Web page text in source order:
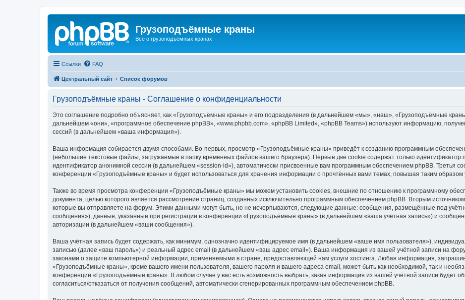
Грузоподъёмные краны
Всё о грузоподъёмных кранах
Ссылки FAQ
Центральный сайт Список форумов
Грузоподъёмные краны - Соглашение о конфиденциальности
Это соглашение подробно объясняет, как «Грузоподъёмные краны» и его подразделения (в дальнейшем «мы», «наш», «Грузоподъёмные
дальнейшем «они», «программное обеспечение phpBB», «www.phpbb.com», «phpBB Limited», «phpBB Teams») используют информацию,
сессий (в дальнейшем «ваша информация»).
Ваша информация собирается двумя способами. Во-первых, просмотр «Грузоподъёмные краны» приведёт к созданию программным
(небольшие текстовые файлы, загружаемые в папку временных файлов вашего браузера). Первые две cookie содержат только идентификатор
идентификатор анонимной сессии (в дальнейшем «session-id»), автоматически присвоенные вам программным обеспечением phpBB. Третья
конференции «Грузоподъёмные краны» и будет использоваться для хранения информации о прочтённых вами темах, повышая таким образом
Также во время просмотра конференции «Грузоподъёмные краны» мы можем установить cookies, внешние по отношению к программному
документа, целью которого является рассмотрение страниц, созданных исключительно программным обеспечением phpBB. Вторым
которые вы отправляете на форум. Этими данными могут быть, но не исчерпываются, следующие данные: сообщения, размещённые под
сообщения»), данные, указанные при регистрации в конференции «Грузоподъёмные краны» (в дальнейшем «ваша учётная запись») и
авторизации (в дальнейшем «ваши сообщения»).
Ваша учётная запись будет содержать, как минимум, однозначно идентифицируемое имя (в дальнейшем «ваше имя пользователя»),
записью (далее «ваш пароль») и реальный адрес email (в дальнейшем «ваш адрес email»). Ваша информация из вашей учётной записи на
законами о защите компьютерной информации, применяемыми в стране, предоставляющей нам услуги хостинга. Любая информация,
«Грузоподъёмные краны», кроме вашего имени пользователя, вашего пароля и вашего адреса email, может быть как необходимой, так и
конференции «Грузоподъёмные краны». В любом случае у вас есть возможность выбрать, какая информация из вашей учётной записи будет
согласиться/отказаться от получения сообщений, автоматически сгенерированных программным обеспечением phpBB.